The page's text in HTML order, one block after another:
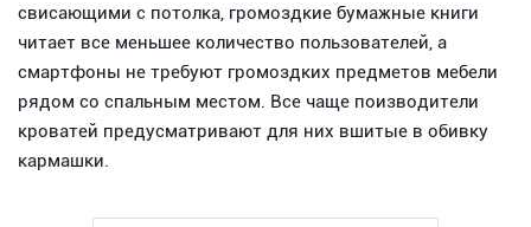
свисающими с потолка, громоздкие бумажные книги
читает все меньшее количество пользователей, а
смартфоны не требуют громоздких предметов мебели
рядом со спальным местом. Все чаще поизводители
кроватей предусматривают для них вшитые в обивку
кармашки.